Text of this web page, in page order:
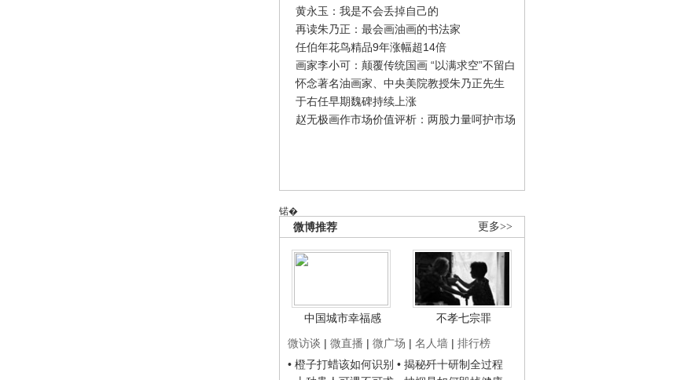
黄永玉：我是不会丢掉自己的
再读朱乃正：最会画油画的书法家
任伯年花鸟精品9年涨幅超14倍
画家李小可：颠覆传统国画 “以满求空”不留白
怀念著名油画家、中央美院教授朱乃正先生
于右任早期魏碑持续上涨
赵无极画作市场价值评析：两股力量呵护市场
锘�
更多>>
微博推荐
中国城市幸福感
不孝七宗罪
微访谈 | 微直播 | 微广场 | 名人墙 | 排行榜
• 橙子打蜡该如何识别 • 揭秘歼十研制全过程